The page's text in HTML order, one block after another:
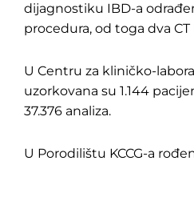
dijagnostiku IBD-a
procedura, od toga dva
U Centru za kliničko-
uzorkovana su 1.144
37.376 analiza.
U Porodilištu KCCG-a